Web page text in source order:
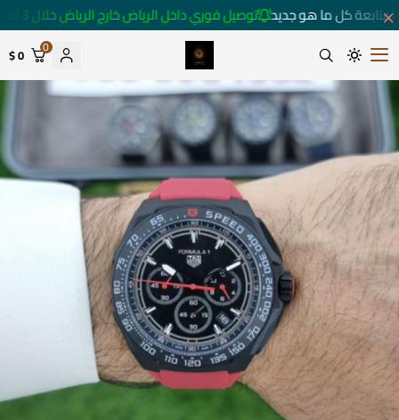
كل ما هو جديد توصيل فوري داخل الرياض خارج الرياض خلال 3 أيام 🚚
متجر ساعات رومانس
0
0 $